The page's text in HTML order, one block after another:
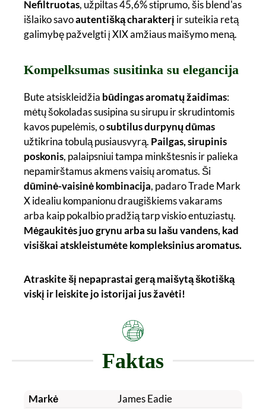
Nefiltruotas, užpiltas 45,6% stiprumo, šis blend'as
išlaiko savoautentišką charakterį ir suteikia retą
galimybę pažvelgti į XIX amžiaus maišymo meną.
Kompelksumas susitinka su elegancija
Bute atsiskleidžia būdingas aromatų žaidimas:
mėtų šokoladas susipina su sirupu ir skrudintomis
kavos pupelėmis, osubtilus durpynų dūmas
užtikrina tobulą pusiausvyrą. Pailgas, sirupinis
poskonis, palaipsniui tampa minkštesnis ir palieka
nepamirštamus akmens vaisių aromatus. Ši
dūminė-vaisinė kombinacija, padaro Trade Mark
X idealiu kompanionu draugiškiems vakarams
arba kaip pokalbio pradžią tarp viskio entuziastų.
Mėgaukitės juo grynu arba su lašu vandens, kad
visiškai atskleistumėte kompleksinius aromatus.
Atraskite šį nepaprastai gerą maišytą škotišką
viskį ir leiskite jo istorijai jus žavėti!
Faktas
Markė James Eadie